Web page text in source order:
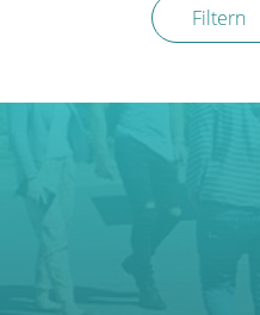
Filtern